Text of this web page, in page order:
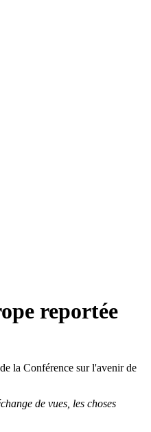
reportée
la Conférence sur l'avenir de
de vues, les choses